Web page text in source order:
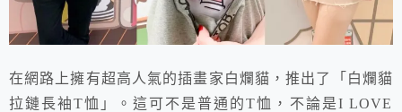
在網路上擁有超高人氣的插畫家白爛貓，推出了「白爛貓
拉鏈長袖T恤」。這可不是普通的T恤，不論是I LOVE